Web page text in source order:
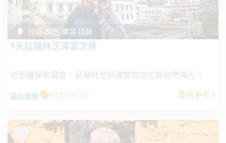
拉薩-林芝-澤當-拉薩
9天拉薩林芝澤當之旅
近距離探索藏東，呈現林芝與澤當的文化與自然風光。
最低價格 USD1920 查看更多